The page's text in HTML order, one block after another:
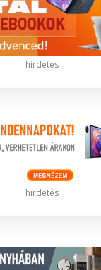
hirdetés
hirdetés